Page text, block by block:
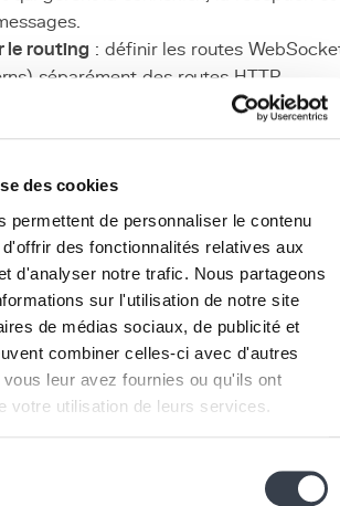
des cookies
permettent de personnaliser le contenu
des fonctionnalités relatives aux
d'analyser notre trafic. Nous partageons
sur l'utilisation de notre site
de médias sociaux, de publicité et
combiner celles-ci avec d'autres
leur avez fournies ou qu'ils ont
votre utilisation de leurs services.
le routing : définir les routes
séparément des routes HTTP
côté client: créer la connexion
automatique.
: authentifier les
via les cookies de session ou les tokens
Daphne ou Uvicorn: utiliser un
capable de gérer les connexions
en production.
et outils
: extension Django pour le